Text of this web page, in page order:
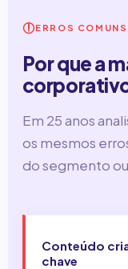
ERROS COMUNS
Por que a
Em 25 anos
os mesmos
do segmento
Conteúdo
chave